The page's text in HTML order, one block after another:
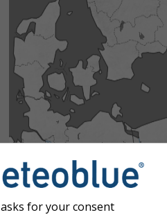
asks for your consent